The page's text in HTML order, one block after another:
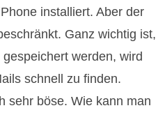
installiert. Aber der
Ganz wichtig ist,
werden, wird
schnell zu finden.
sehr böse. Wie kann man